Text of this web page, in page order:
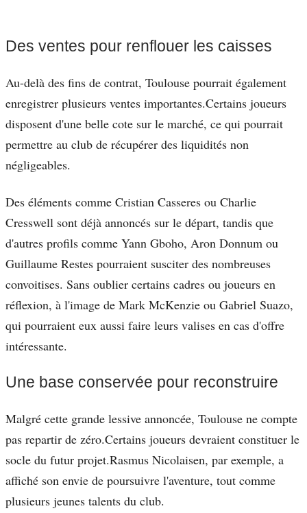
Des ventes pour renflouer les caisses
Au-delà des fins de contrat, Toulouse pourrait également
enregistrer plusieurs ventes importantes.Certains joueurs
disposent d'une belle cote sur le marché, ce qui pourrait
permettre au club de récupérer des liquidités non
négligeables.
Des éléments comme Cristian Casseres ou Charlie
Cresswell sont déjà annoncés sur le départ, tandis que
d'autres profils comme Yann Gboho, Aron Donnum ou
Guillaume Restes pourraient susciter des nombreuses
convoitises. Sans oublier certains cadres ou joueurs en
réflexion, à l'image de Mark McKenzie ou Gabriel Suazo,
qui pourraient eux aussi faire leurs valises en cas d'offre
intéressante.
Une base conservée pour reconstruire
Malgré cette grande lessive annoncée, Toulouse ne compte
pas repartir de zéro.Certains joueurs devraient constituer le
socle du futur projet.Rasmus Nicolaisen, par exemple, a
affiché son envie de poursuivre l'aventure, tout comme
plusieurs jeunes talents du club.